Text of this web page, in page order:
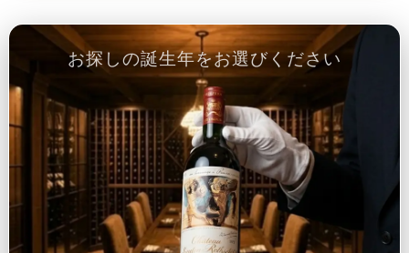
お探しの誕生年をお選びください